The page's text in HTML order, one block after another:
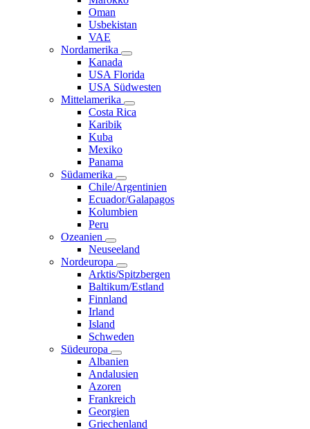
Oman
Usbekistan
VAE
Nordamerika
Kanada
USA Florida
USA Südwesten
Mittelamerika
Costa Rica
Karibik
Kuba
Mexiko
Panama
Südamerika
Chile/Argentinien
Ecuador/Galapagos
Kolumbien
Peru
Ozeanien
Neuseeland
Nordeuropa
Arktis/Spitzbergen
Baltikum/Estland
Finnland
Irland
Island
Schweden
Südeuropa
Albanien
Andalusien
Azoren
Frankreich
Georgien
Griechenland